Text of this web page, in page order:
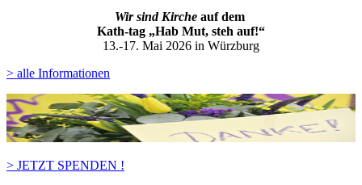
Wir sind Kirche auf dem
Kath-tag „Hab Mut, steh auf!“
13.-17. Mai 2026 in Würzburg
> alle Informationen
> JETZT SPENDEN !